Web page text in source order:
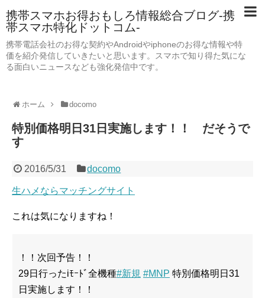
携帯スマホお得おもしろ情報総合ブログ-携
帯スマホ特化ドットコム-
携帯電話会社のお得な契約やAndroidやiphoneのお得な情報や特
価を紹介発信していきたいと思います。スマホで知り得た気にな
る面白いニュースなども強化発信中です。
ホーム docomo
特別価格明日31日実施します！！ だそうで
す
2016/5/31 docomo
生ハメならマッチングサイト
これは気になりますね！
！！次回予告！！
29日行ったiﾓｰﾄﾞ全機種#新規 #MNP 特別価格明日31
日実施します！！